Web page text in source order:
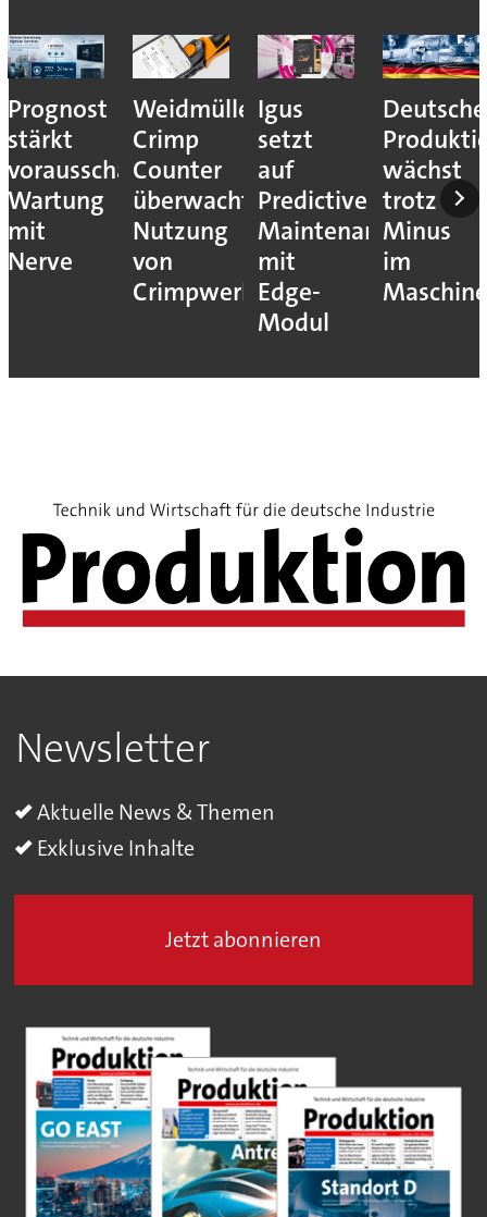
Prognost
stärkt
vorausschauende
Wartung
mit
Nerve
Weidmüller:
Crimp
Counter
überwacht
Nutzung
von
Crimpwerkzeugen
Igus
setzt
auf
Predictive
Maintenance
mit
Edge-
Modul
Deutsche
wächst
trotz
Minus
im
Newsletter
Aktuelle News & Themen
Exklusive Inhalte
Jetzt abonnieren